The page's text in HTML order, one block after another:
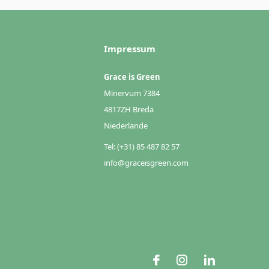
Impressum
Grace is Green
Minervum 7384
4817ZH Breda
Niederlande
Tel: (+31) 85 487 82 57
info@graceisgreen.com